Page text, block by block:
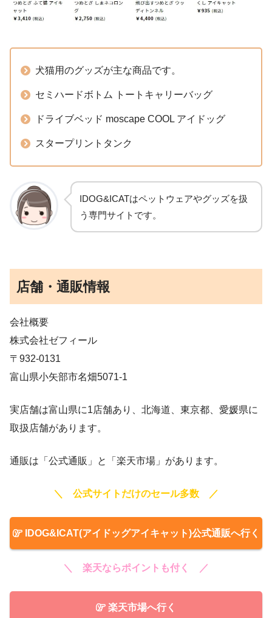
犬猫用のグッズが主な商品です。
セミハードボトム トートキャリーバッグ
ドライブベッド moscape COOL アイドッグ
スタープリントタンク
IDOG&ICATはペットウェアやグッズを扱
う専門サイトです。
店舗・通販情報
会社概要
株式会社ゼフィール
〒932-0131
富山県小矢部市名畑5071-1
実店舗は富山県に1店舗あり、北海道、東京都、愛媛県に
取扱店舗があります。
通販は「公式通販」と「楽天市場」があります。
＼ 公式サイトだけのセール多数 ／
IDOG&ICAT(アイドッグアイキャット)公式通販へ行く
＼ 楽天ならポイントも付く ／
楽天市場へ行く